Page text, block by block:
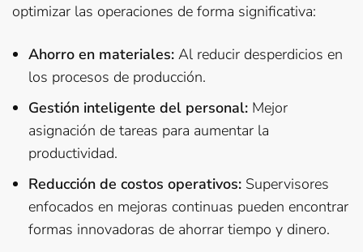
optimizar las operaciones de forma significativa:
Ahorro en materiales: Al reducir desperdicios en
los procesos de producción.
Gestión inteligente del personal: Mejor
asignación de tareas para aumentar la
productividad.
Reducción de costos operativos: Supervisores
enfocados en mejoras continuas pueden encontrar
formas innovadoras de ahorrar tiempo y dinero.